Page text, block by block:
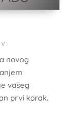
novog
vašeg
prvi korak.